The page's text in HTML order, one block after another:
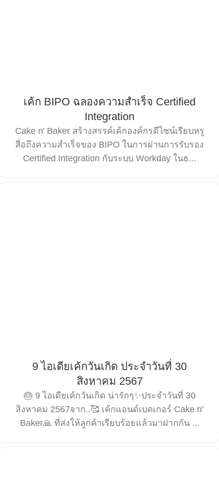
เค้ก BIPO ฉลองความสำเร็จ Certified
Integration
Cake n' Baker สร้างสรรค์เค้กองค์กรดีไซน์เรียบหรู
สื่อถึงความสำเร็จของ BIPO ในการผ่านการรับรอง
Certified Integration กับระบบ Workday ในธ...
9 ไอเดียเค้กวันเกิด ประจำวันที่ 30
สิงหาคม 2567
🎂 9 ไอเดียเค้กวันเกิด น่ารักๆ✨ประจำวันที่ 30
สิงหาคม 2567จาก..🥰 เค้กแอนด์เบคเกอร์ Cake n'
Baker🙏 ที่ส่งให้ลูกค้าเรียบร้อยแล้วมาฝากกัน ...